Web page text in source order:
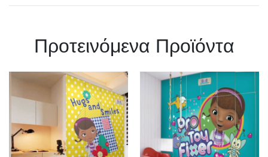
Πρoτεινόμενα Προϊόντα